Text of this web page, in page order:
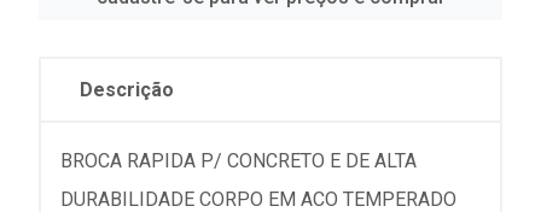
Descrição
BROCA RAPIDA P/ CONCRETO E DE ALTA
DURABILIDADE CORPO EM ACO TEMPERADO